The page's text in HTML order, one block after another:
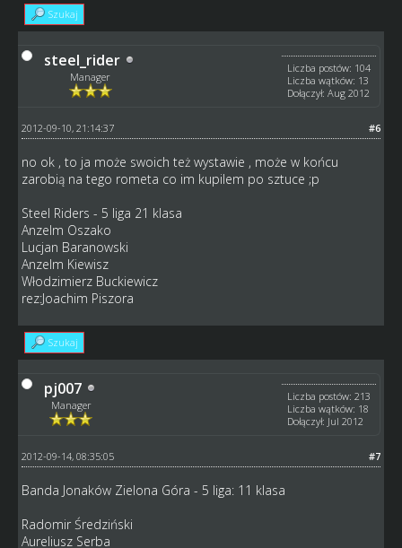
Szukaj
steel_rider
Manager
Liczba postów: 104
Liczba wątków: 13
Dołączył: Aug 2012
#6
2012-09-10, 21:14:37
no ok , to ja może swoich też wystawie , może w końcu
zarobią na tego rometa co im kupilem po sztuce ;p
Steel Riders - 5 liga 21 klasa
Anzelm Oszako
Lucjan Baranowski
Anzelm Kiewisz
Włodzimierz Buckiewicz
rez:Joachim Piszora
Szukaj
pj007
Manager
Liczba postów: 213
Liczba wątków: 18
Dołączył: Jul 2012
#7
2012-09-14, 08:35:05
Banda Jonaków Zielona Góra - 5 liga: 11 klasa
Radomir Średziński
Aureliusz Serba